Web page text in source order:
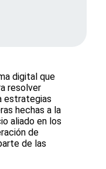
digital que
resolver
estrategias
hechas a la
aliado en los
de
de las